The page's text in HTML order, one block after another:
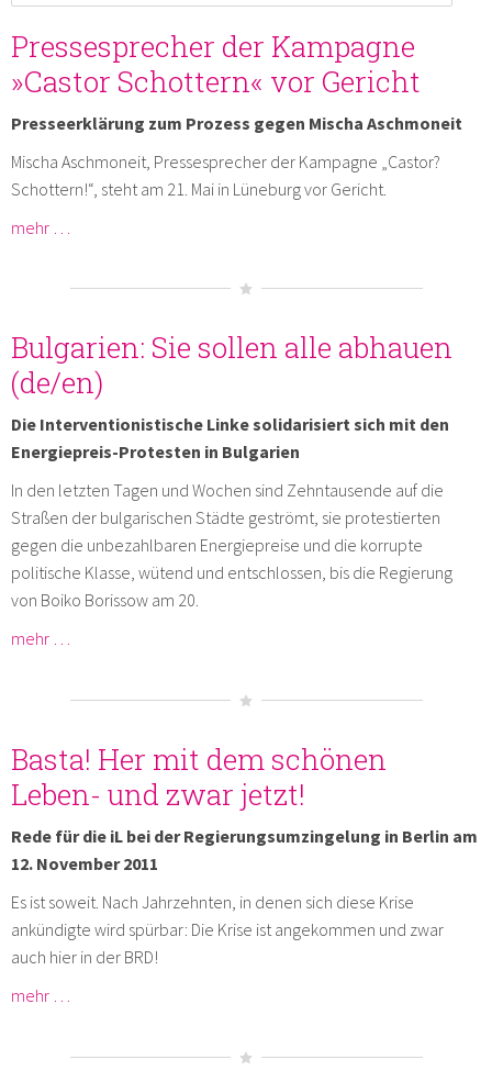
Pressesprecher der Kampagne
»Castor Schottern« vor Gericht
Presseerklärung zum Prozess gegen Mischa Aschmoneit
Mischa Aschmoneit, Pressesprecher der Kampagne „Castor?
Schottern!“, steht am 21. Mai in Lüneburg vor Gericht.
mehr …
Bulgarien: Sie sollen alle abhauen
(de/en)
Die Interventionistische Linke solidarisiert sich mit den
Energiepreis-Protesten in Bulgarien
In den letzten Tagen und Wochen sind Zehntausende auf die
Straßen der bulgarischen Städte geströmt, sie protestierten
gegen die unbezahlbaren Energiepreise und die korrupte
politische Klasse, wütend und entschlossen, bis die Regierung
von Boiko Borissow am 20.
mehr …
Basta! Her mit dem schönen
Leben- und zwar jetzt!
Rede für die iL bei der Regierungsumzingelung in Berlin am
12. November 2011
Es ist soweit. Nach Jahrzehnten, in denen sich diese Krise
ankündigte wird spürbar: Die Krise ist angekommen und zwar
auch hier in der BRD!
mehr …